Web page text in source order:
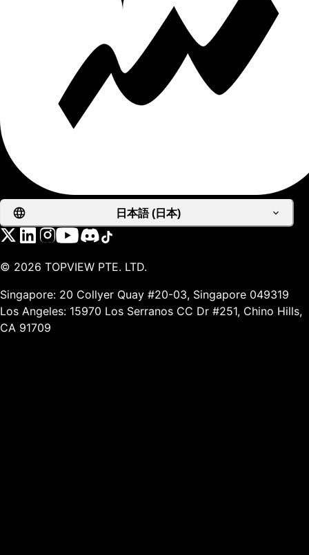
日本語 (日本)
© 2026 TOPVIEW PTE. LTD.
Singapore: 20 Collyer Quay #20-03, Singapore 049319
Los Angeles: 15970 Los Serranos CC Dr #251, Chino Hills,
CA 91709